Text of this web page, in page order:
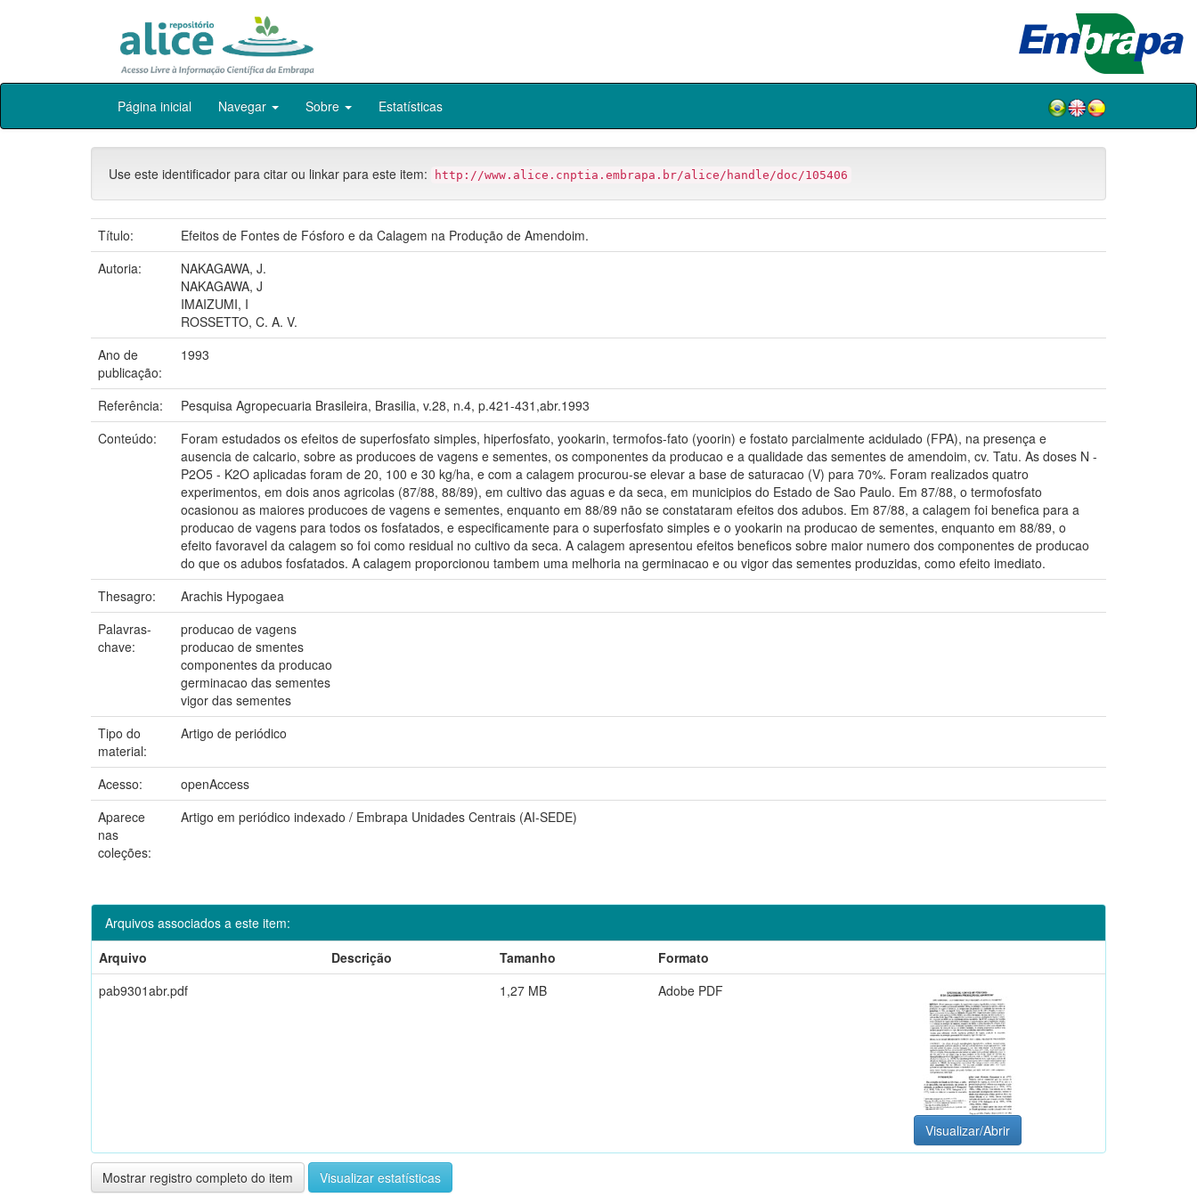
Skip
Página inicial Navegar Sobre Estatísticas
Use este identificador para citar ou linkar para este item: http://www.alice.cnptia.embrapa.br/alice/handle/doc/105406
Título:
Efeitos de Fontes de Fósforo e da Calagem na Produção de Amendoim.
Autoria:
NAKAGAWA, J.
NAKAGAWA, J
IMAIZUMI, I
ROSSETTO, C. A. V.
Ano de
publicação:
1993
Referência:
Pesquisa Agropecuaria Brasileira, Brasilia, v.28, n.4, p.421-431,abr.1993
Conteúdo:
Foram estudados os efeitos de superfosfato simples, hiperfosfato, yookarin, termofos-fato (yoorin) e fostato parcialmente acidulado (FPA), na presença e
ausencia de calcario, sobre as producoes de vagens e sementes, os componentes da producao e a qualidade das sementes de amendoim, cv. Tatu. As doses N -
P2O5 - K2O aplicadas foram de 20, 100 e 30 kg/ha, e com a calagem procurou-se elevar a base de saturacao (V) para 70%. Foram realizados quatro
experimentos, em dois anos agricolas (87/88, 88/89), em cultivo das aguas e da seca, em municipios do Estado de Sao Paulo. Em 87/88, o termofosfato
ocasionou as maiores producoes de vagens e sementes, enquanto em 88/89 não se constataram efeitos dos adubos. Em 87/88, a calagem foi benefica para a
producao de vagens para todos os fosfatados, e especificamente para o superfosfato simples e o yookarin na producao de sementes, enquanto em 88/89, o
efeito favoravel da calagem so foi como residual no cultivo da seca. A calagem apresentou efeitos beneficos sobre maior numero dos componentes de producao
do que os adubos fosfatados. A calagem proporcionou tambem uma melhoria na germinacao e ou vigor das sementes produzidas, como efeito imediato.
Thesagro:
Arachis Hypogaea
Palavras-
chave:
producao de vagens
producao de smentes
componentes da producao
germinacao das sementes
vigor das sementes
Tipo do
material:
Artigo de periódico
Acesso:
openAccess
Aparece
nas
coleções:
Artigo em periódico indexado / Embrapa Unidades Centrais (AI-SEDE)
Arquivos associados a este item:
Arquivo
Descrição Tamanho
Formato
pab9301abr.pdf
1,27 MB Adobe PDF
Visualizar/Abrir
Mostrar registro completo do item Visualizar estatísticas